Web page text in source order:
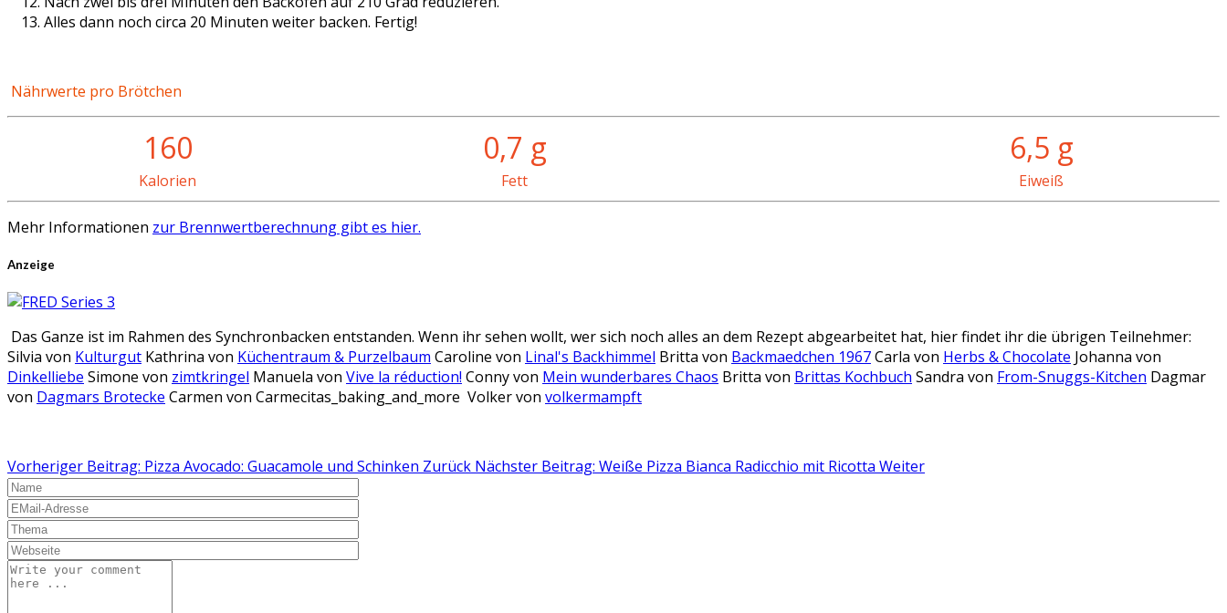
Alles dann noch circa 20 Minuten weiter backen. Fertig!
Nährwerte pro Brötchen
160 0,7 g 6,5 g
Kalorien Fett Eiweiß
Mehr Informationen zur Brennwertberechnung gibt es hier.
Anzeige
Das Ganze ist im Rahmen des Synchronbacken entstanden. Wenn ihr sehen wollt, wer sich noch alles an dem Rezept abgearbeitet hat, hier findet ihr die übrigen Teilnehmer:
Silvia von Kulturgut Kathrina von Küchentraum & Purzelbaum Caroline von Linal's Backhimmel Britta von Backmaedchen 1967Carla von Herbs & Chocolate Johanna von
Dinkelliebe Simone von zimtkringel Manuela von Vive la réduction! Conny von Mein wunderbares Chaos Britta von Brittas Kochbuch Sandra von From-Snuggs-Kitchen Dagmar
von Dagmars Brotecke Carmen von Carmecitas_baking_and_more Volker von volkermampft
Vorheriger Beitrag: Pizza Avocado: Guacamole und Schinken Zurück Nächster Beitrag: Weiße Pizza Bianca Radicchio mit Ricotta Weiter